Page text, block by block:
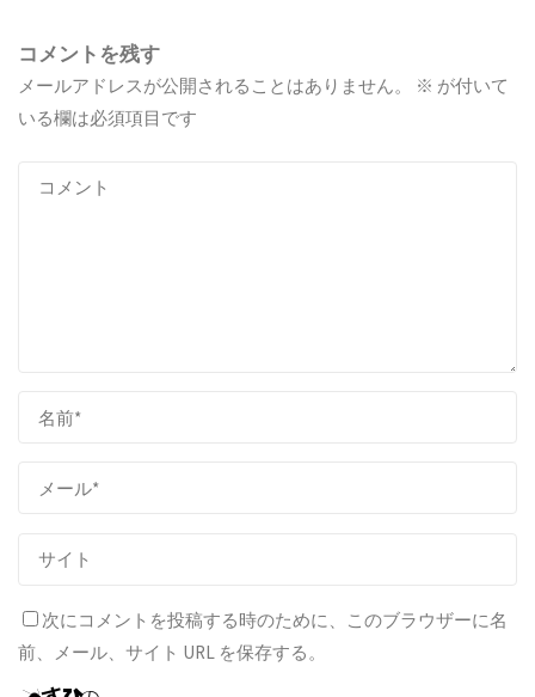
コメントを残す
メールアドレスが公開されることはありません。 ※ が付いて
いる欄は必須項目です
次にコメントを投稿する時のために、このブラウザーに名
前、メール、サイト URL を保存する。